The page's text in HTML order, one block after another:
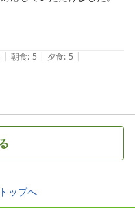
が、食べきれないほどの豪華
ったのでそれぞれ１人ずつ選
自動的にはならなかったのか
足でした！！
| 朝食: 5 | 夕食: 5 |
ップへ